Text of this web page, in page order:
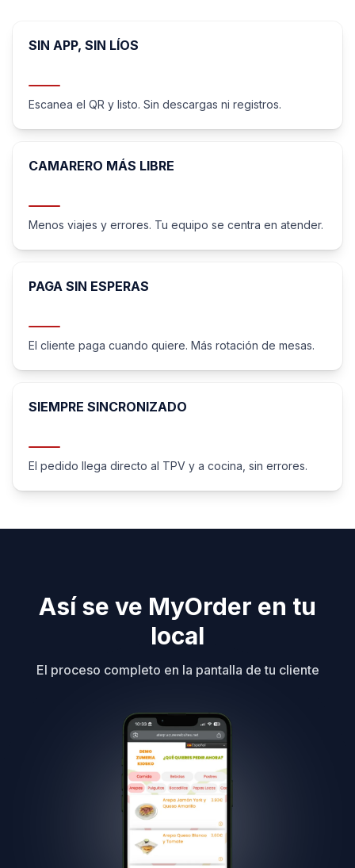
SIN APP, SIN LÍOS
Escanea el QR y listo. Sin descargas ni registros.
CAMARERO MÁS LIBRE
Menos viajes y errores. Tu equipo se centra en atender.
PAGA SIN ESPERAS
El cliente paga cuando quiere. Más rotación de mesas.
SIEMPRE SINCRONIZADO
El pedido llega directo al TPV y a cocina, sin errores.
Así se ve MyOrder en tu
local
El proceso completo en la pantalla de tu cliente